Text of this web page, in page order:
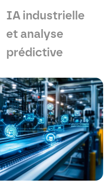
IA industrielle
et analyse
prédictive